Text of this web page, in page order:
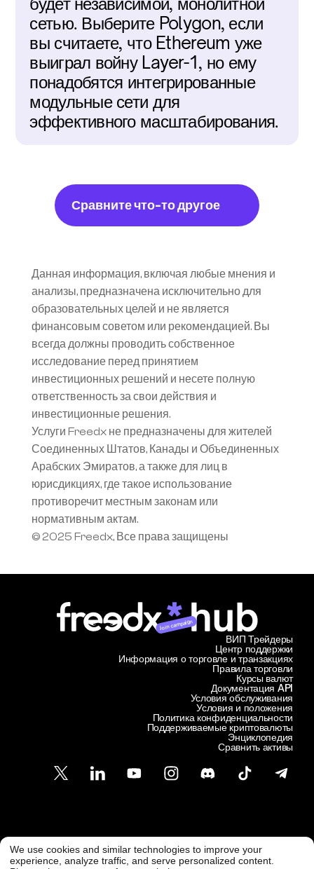
сетью. Выберите Polygon, если
вы считаете, что Ethereum уже
выиграл войну Layer-1, но ему
понадобятся интегрированные
модульные сети для
эффективного масштабирования.
Сравните что-то другое
Данная информация, включая любые мнения и
анализы, предназначена исключительно для
образовательных целей и не является
финансовым советом или рекомендацией. Вы
всегда должны проводить собственное
исследование перед принятием
инвестиционных решений и несете полную
ответственность за свои действия и
инвестиционные решения.
Услуги Freedx не предназначены для жителей
Соединенных Штатов, Канады и Объединенных
Арабских Эмиратов, а также для лиц в
юрисдикциях, где такое использование
противоречит местным законам или
нормативным актам.
© 2025 Freedx, Все права защищены
Join campaign
Центр поддержки
Информация о торговле и транзакциях
ВИП Трейдеры
Правила торговли
Курсы валют
Документация API
Условия обслуживания
Условия и положения
Политика конфиденциальности
Поддерживаемые криптовалюты
Энциклопедия
Сравнить активы
Служба поддержки клиентов
support@freedx.com @ Freedx 2026
We use cookies and similar technologies to improve your
experience, analyze traffic, and serve personalized content.